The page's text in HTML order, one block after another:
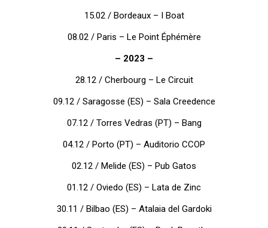
15.02 / Bordeaux – I Boat
08.02 / Paris – Le Point Éphémère
– 2023 –
28.12 / Cherbourg – Le Circuit
09.12 / Saragosse (ES) – Sala Creedence
07.12 / Torres Vedras (PT) – Bang
04.12 / Porto (PT) – Auditorio CCOP
02.12 / Melide (ES) – Pub Gatos
01.12 / Oviedo (ES) – Lata de Zinc
30.11 / Bilbao (ES) – Atalaia del Gardoki